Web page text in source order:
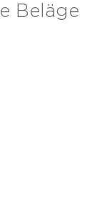
Beläge